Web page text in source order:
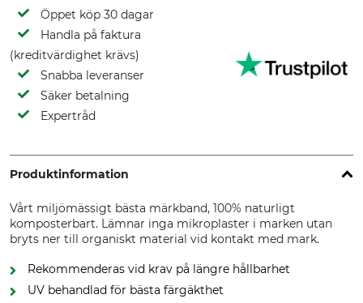
Öppet köp 30 dagar
Handla på faktura
(kreditvärdighet krävs)
Snabba leveranser
Säker betalning
Expertråd
Produktinformation
Vårt miljömässigt bästa märkband, 100% naturligt
komposterbart. Lämnar inga mikroplaster i marken utan
bryts ner till organiskt material vid kontakt med mark.
Rekommenderas vid krav på längre hållbarhet
UV behandlad för bästa färgäkthet